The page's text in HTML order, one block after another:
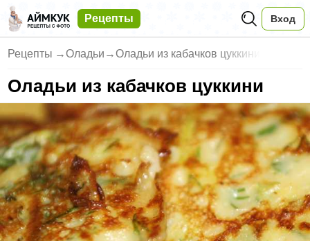
Рецепты Вход
Рецепты →Оладьи →Оладьи из кабачков цуккини
Оладьи из кабачков цуккини